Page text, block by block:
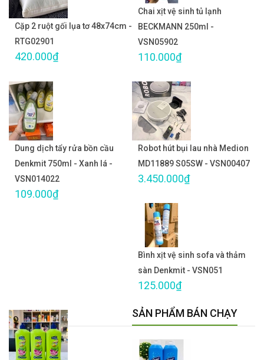
Cặp 2 ruột gối lụa tơ 48x74cm -
RTG02901
420.000₫
Chai xịt vệ sinh tủ lạnh
BECKMANN 250ml -
VSN05902
110.000₫
Dung dịch tẩy rửa bồn cầu
Denkmit 750ml - Xanh lá -
VSN014022
109.000₫
Robot hút bụi lau nhà Medion
MD11889 S05SW - VSN00407
3.450.000₫
Bình xịt vệ sinh sofa và thảm
sàn Denkmit - VSN051
125.000₫
SẢN PHẨM BÁN CHẠY